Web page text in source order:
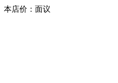
本店价： 面议